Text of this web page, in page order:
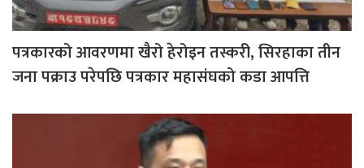
पत्रकारको आवरणमा खैरो हेरोइन तस्करी, सिरहाका तीन
जना पक्राउ परेपछि पत्रकार महासंघको कडा आपत्ति